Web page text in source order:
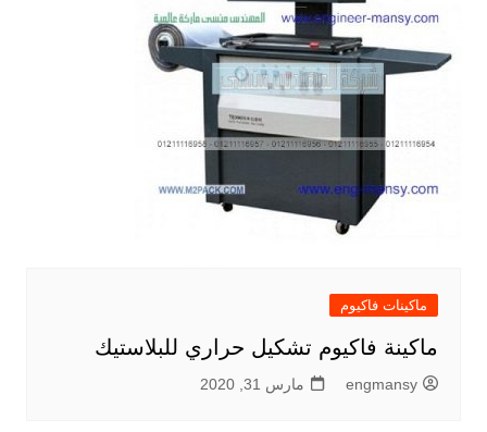
ماكينات فاكيوم
ماكينة فاكيوم تشكيل حراري للبلاستيك
engmansy مارس 31, 2020